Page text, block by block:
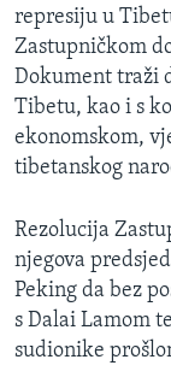
represiju u
Zastupničkom
Dokument traži
Tibetu, kao i s
ekonomskom,
tibetanskog
Rezolucija
njegova
Peking da bez
s Dalai Lamom
sudionike